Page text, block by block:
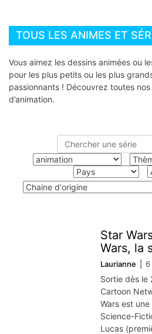
TOUS LES ANIMES ET
Vous aimez les dessins animées ou
pour les plus petits ou les plus
passionnants ! Découvrez toutes
d’animation.
Star
Wars, la
Laurianne 6
Sortie dès le
Cartoon
Wars est
Science-
Lucas